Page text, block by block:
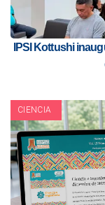
IPSI Kottushi
CIENCIA